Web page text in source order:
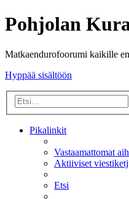
Pohjolan
Matkaendurofoorumi kaikille
Hyppää sisältöön
Pikalinkit
Vastaamattomat
Aktiiviset
Etsi